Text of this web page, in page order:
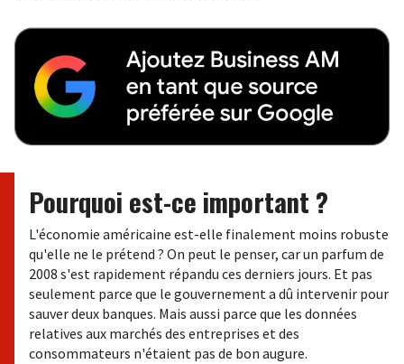
Pourquoi est-ce important ?
L'économie américaine est-elle finalement moins robuste
qu'elle ne le prétend ? On peut le penser, car un parfum de
2008 s'est rapidement répandu ces derniers jours. Et pas
seulement parce que le gouvernement a dû intervenir pour
sauver deux banques. Mais aussi parce que les données
relatives aux marchés des entreprises et des
consommateurs n'étaient pas de bon augure.